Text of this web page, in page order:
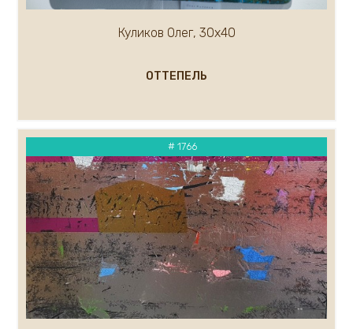
Миф Роберт
Михалев НиколайКуликов Олег, 30х40
ОТТЕПЕЛЬ
# 1766